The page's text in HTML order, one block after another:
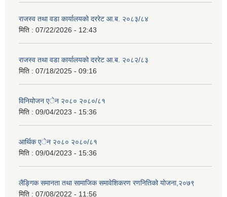
राजस्व तथा वडा कार्यालयको दररेट आ.ब. २०८३/८४
मिति : 07/22/2026 - 12:43
राजस्व तथा वडा कार्यालयको दररेट आ.ब. २०८२/८३
मिति : 07/18/2025 - 09:16
विनियोजन एेन २०८० २०८०/८१
मिति : 09/04/2023 - 15:36
आर्थिक एेन २०८० २०८०/८१
मिति : 09/04/2023 - 15:36
लैङ्गिक समानता तथा सामाजिक समावेशिकरण रणनितिको योजना,२०७९
मिति : 07/08/2022 - 11:56